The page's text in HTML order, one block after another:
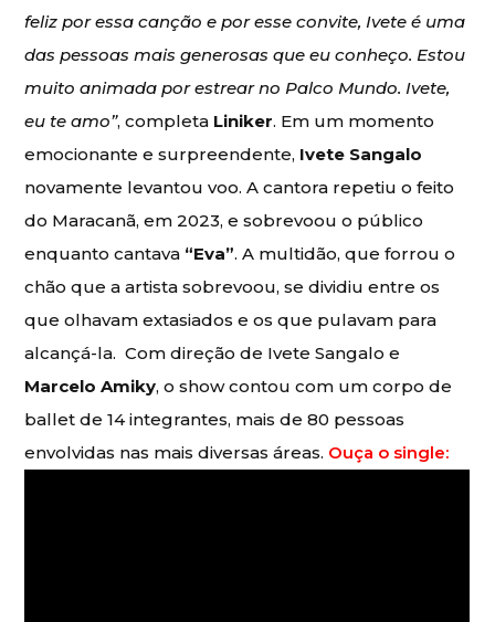
feliz por essa canção e por esse convite, Ivete é uma
das pessoas mais generosas que eu conheço. Estou
muito animada por estrear no Palco Mundo. Ivete,
eu te amo”, completa Liniker. Em um momento
emocionante e surpreendente, Ivete Sangalo
novamente levantou voo. A cantora repetiu o feito
do Maracanã, em 2023, e sobrevoou o público
enquanto cantava “Eva”. A multidão, que forrou o
chão que a artista sobrevoou, se dividiu entre os
que olhavam extasiados e os que pulavam para
alcançá-la. Com direção de Ivete Sangalo e
Marcelo Amiky, o show contou com um corpo de
ballet de 14 integrantes, mais de 80 pessoas
envolvidas nas mais diversas áreas. Ouça o single: